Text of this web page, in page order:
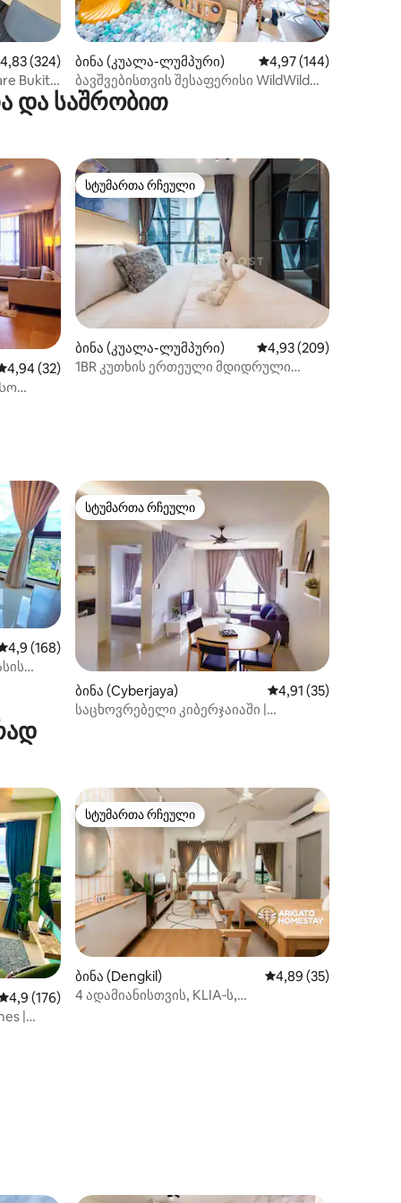
შეფასებაა 5‑დან 4,83, 324 მიმოხილვა
4,83 (324)
Bukit
ბინა (კუალა-ლუმპური) საშუალო შეფასებაა
4,97 (144)
ბავშვებისთვის შესაფერისი WildWild
Wonderland, 5 წუთში TRXPavilion
და საშრობით
შეფასებაა 5‑დან 4,94, 32 მიმოხილვა
4,94 (32)
სტუმართა რჩეული
სტუმართა რჩეული
ბინა (კუალა-ლუმპური) საშუალო შეფასებაა
4,93 (209)
1BR კუთხის ერთეული მდიდრული
შეფასებაა 5‑დან 4,9, 168 მიმოხილვა
4,9 (168)
სტუმართა რჩეული
სტუმართა რჩეული
ბინა (Cyberjaya) საშუალო შეფასებაა
4,91 (35)
საცხოვრებელი კიბერჯაიაში |
შეფასებაა 5‑დან 4,9, 176 მიმოხილვა
4,9 (176)
|
სტუმართა რჩეული
სტუმართა რჩეული
ბინა (Dengkil) საშუალო შეფასებაა
4,89 (35)
4 ადამიანისთვის, KLIA‑ს,